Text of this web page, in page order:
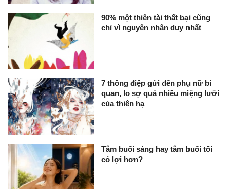
90% một thiên tài thất bại cũng
chỉ vì nguyên nhân duy nhất
7 thông điệp gửi đến phụ nữ bi
quan, lo sợ quá nhiều miệng lưỡi
của thiên hạ
Tắm buổi sáng hay tắm buổi tối
có lợi hơn?